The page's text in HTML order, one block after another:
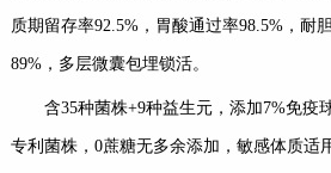
质期留存率92.5%，胃酸通过率98.5%，耐
89%，多层微囊包埋锁活。
含35种菌株+9种益生元，添加7%免疫
专利菌株，0蔗糖无多余添加，敏感体质适